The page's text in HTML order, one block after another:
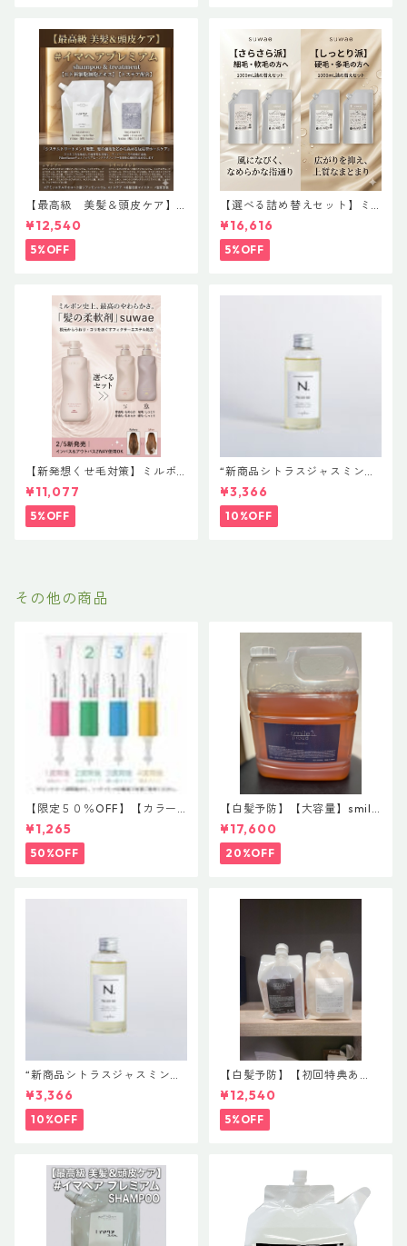
【最高級 美髪＆頭皮ケア】
＃イマヘアプレミアムshampo
o＆treatment【ヒト幹細胞細
胞エキス】【トステア配合】
¥12,540
5%OFF
【選べる詰め替えセット】ミ
ルボン 新ブランド「suwae
（スワエ）」｜リラクシング
シャンプー 1000mL ￥7,590
＋ トリートメント 1000g￥9,
¥16,616
5%OFF
【新発想くせ毛対策】ミルボ
ン 新ブランド「suwae（スワ
エ）」ボトルサイズ選べるセ
ット｜リラクシングシャンプ
ー 500mL ＋ トリートメント
¥11,077
5%OFF
“新商品シトラスジャスミン入
荷” N. ポリッシュオイル NE
T.150ml 定価3400円（税込37
40円）
¥3,366
10%OFF
その他の商品
【限定５０％OFF】【カラー
ヘアにおすすめ】ウエラ カ
ラーモーション+ 4ウィーク プ
ログラム 20ml×４ ￥2,530円
¥1,265
50%OFF
【白髪予防】【大容量】smile
proud shampoo 4000ml
【スマイルブランド第４世
代】【ヘマチン＆カタラーゼ
で活性酸素を除去】
¥17,600
20%OFF
“新商品シトラスジャスミン入
荷” N. ポリッシュオイル NE
T.150ml 定価3400円（税込37
40円）
¥3,366
10%OFF
【白髪予防】【初回特典あ
り】smile proud shampoo 1
000ml＆smileproud treatm
ent1000g 【スマイルブラン
ド第４世代】 ￥11000
¥12,540
5%OFF